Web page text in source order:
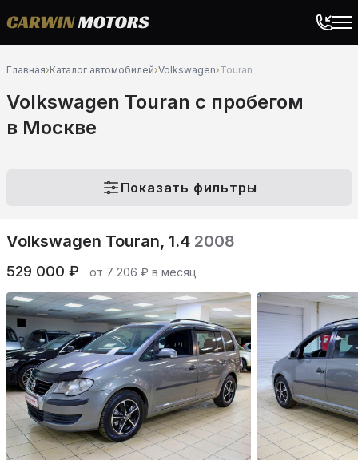
Главная›Каталог автомобилей›Volkswagen›Touran
Volkswagen Touran c пробегом
в Москве
Показать фильтры
Volkswagen Touran, 1.4 2008
529 000 ₽ от 7 206 ₽ в месяц